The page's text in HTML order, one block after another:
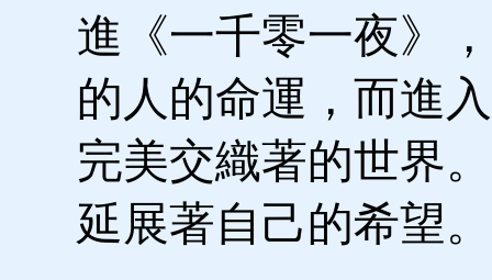
進《一千零一夜》
的人的命運，而進
完美交織著的世界
延展著自己的希望。